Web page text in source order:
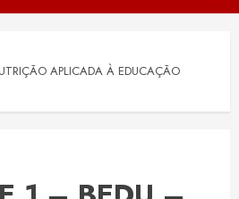
APLICADA À EDUCAÇÃO